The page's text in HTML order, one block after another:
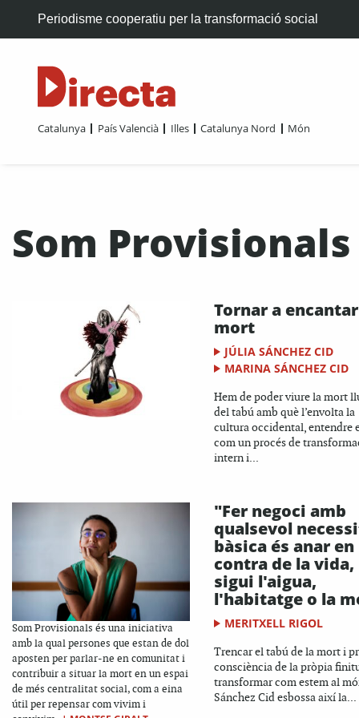
Periodisme cooperatiu per la transformació social
Catalunya País Valencià Illes Catalunya Nord Món
Som Provisionals
Tornar a
mort
JÚLIA SÁNCHEZ CID
MARINA SÁNCHEZ CID
Hem de poder viure la mort
del tabú amb què l’envolta la
cultura occidental, entendre
com un procés de
intern i...
Som Provisionals és una iniciativa
amb la qual persones que estan de dol
aposten per parlar-ne en comunitat i
contribuir a situar la mort en un espai
de més centralitat social, com a eina
útil per repensar com vivim i
"Fer negoci amb
qualsevol
bàsica és anar en
contra de la vida,
sigui l'aigua,
l'habitatge o la
MERITXELL RIGOL
Trencar el tabú de la mort i
consciència de la pròpia
transformar com estem al
Sánchez Cid esbossa així la...